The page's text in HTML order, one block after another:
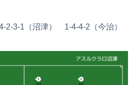
2-3-1（沼津） 1-4-4-2（今治）